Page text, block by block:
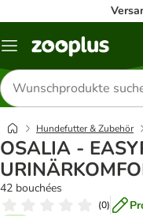
Menü
Produkte
suchen
Hundefutter & Zubehör
OSALIA -
42 bouchées
(0)